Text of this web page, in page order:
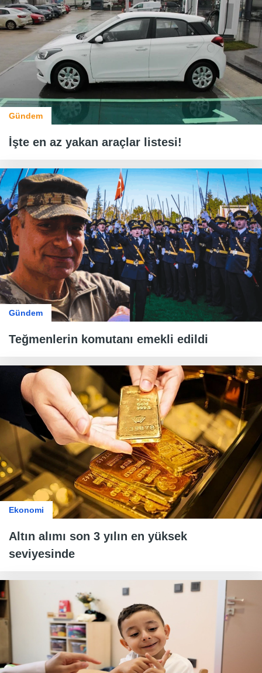
Gündem
İşte en az yakan araçlar listesi!
Gündem
Teğmenlerin komutanı emekli edildi
Ekonomi
Altın alımı son 3 yılın en yüksek
seviyesinde